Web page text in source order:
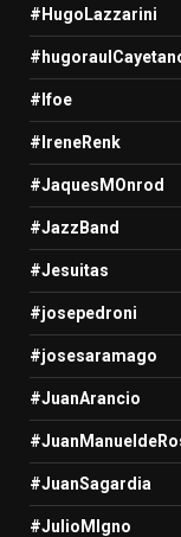
#HugoLazzarini
#Ifoe
#IreneRenk
#JaquesMOnrod
#JazzBand
#Jesuitas
#josepedroni
#josesaramago
#JuanArancio
#JuanSagardia
#JulioMIgno